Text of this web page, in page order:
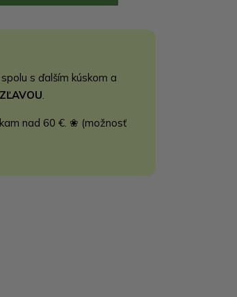
s ďalším kúskom a
.
nad 60 €. ❀ (možnosť